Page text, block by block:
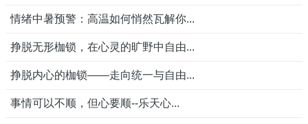
情绪中暑预警：高温如何悄然瓦解你...
挣脱无形枷锁，在心灵的旷野中自由...
挣脱内心的枷锁——走向统一与自由...
事情可以不顺，但心要顺--乐天心...